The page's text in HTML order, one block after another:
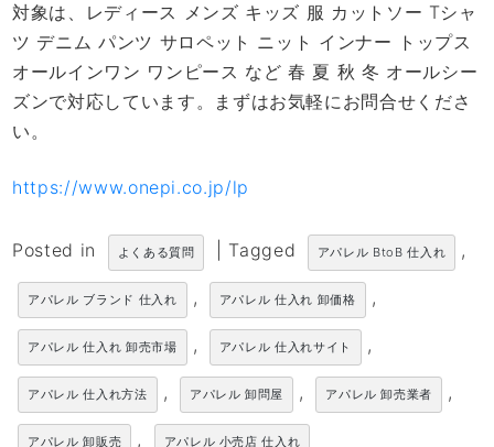
対象は、レディース メンズ キッズ 服 カットソー Tシャ
ツ デニム パンツ サロペット ニット インナー トップス
オールインワン ワンピース など 春 夏 秋 冬 オールシー
ズンで対応しています。まずはお気軽にお問合せくださ
い。
https://www.onepi.co.jp/lp
Posted in よくある質問 Tagged アパレル BtoB 仕入れ ,
アパレル ブランド 仕入れ , アパレル 仕入れ 卸価格 ,
アパレル 仕入れ 卸売市場 , アパレル 仕入れサイト ,
アパレル 仕入れ方法 , アパレル 卸問屋 , アパレル 卸売業者 ,
アパレル 卸販売 , アパレル 小売店 仕入れ